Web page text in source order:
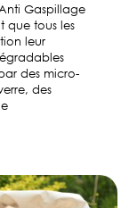
Gaspillage
que tous les
leur
des micro-
des